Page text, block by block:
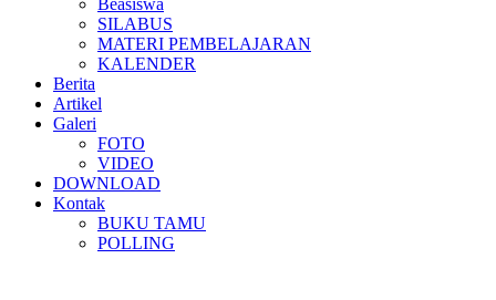
Beasiswa
SILABUS
MATERI PEMBELAJARAN
KALENDER
Berita
Artikel
Galeri
FOTO
VIDEO
DOWNLOAD
Kontak
BUKU TAMU
POLLING